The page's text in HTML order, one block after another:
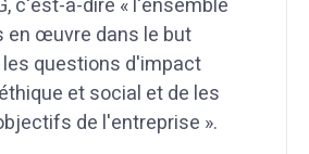
c'est-à-dire « l'ensemble
en œuvre dans le but
questions d'impact
et social et de les
de l'entreprise ».